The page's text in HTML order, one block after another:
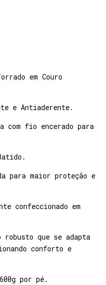
em Couro
e Antiaderente.
com fio encerado para
para maior proteção e
confeccionado em
robusto que se adapta
conforto e
por pé.